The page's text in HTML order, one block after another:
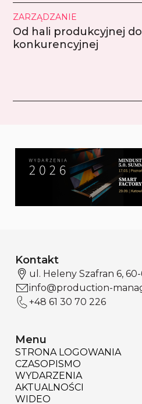
ZARZĄDZANIE
Od hali produkcyjnej
konkurencyjnej
Kontakt
ul. Heleny Szafran 6,
info@production-
+48 61 30 70 226
Menu
STRONA LOGOWANIA
CZASOPISMO
WYDARZENIA
AKTUALNOŚCI
WIDEO